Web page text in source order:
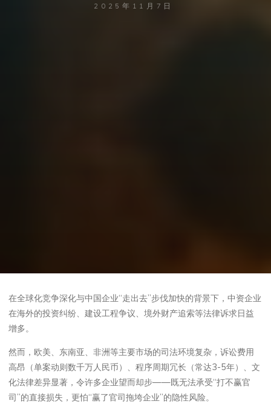
2025年11月7日
在全球化竞争深化与中国企业“走出去”步伐加快的背景下，中资企业
在海外的投资纠纷、建设工程争议、境外财产追索等法律诉求日益
增多。
然而，欧美、东南亚、非洲等主要市场的司法环境复杂，诉讼费用
高昂（单案动则数千万人民币）、程序周期冗长（常达3-5年）、文
化法律差异显著，令许多企业望而却步——既无法承受“打不赢官
司”的直接损失，更怕“赢了官司拖垮企业”的隐性风险。